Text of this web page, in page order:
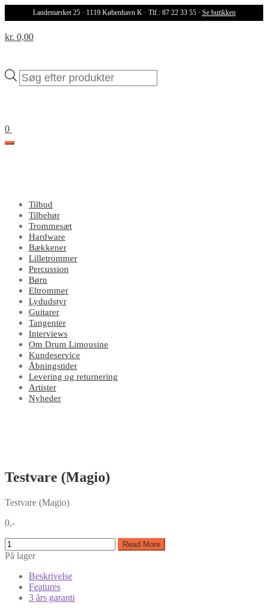
Landemærket 25 · 1119 København K · Tlf.: 87 22 33 55 · Se butikken
Products
search
kr. 0,00
0
Tilbud
Tilbehør
Trommesæt
Hardware
Bækkener
Lilletrommer
Percussion
Børn
Eltrommer
Lydudstyr
Guitarer
Tangenter
Interviews
Om Drum Limousine
Kundeservice
Åbningstider
Levering og returnering
Artister
Nyheder
Testvare (Magio)
Testvare (Magio)
0,-
Read More
På lager
Beskrivelse
Features
3 års garanti